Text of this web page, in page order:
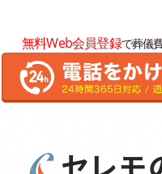
2024年2月
2024年1月
2023年12月
2023年9月
無料Web会員登録で葬儀